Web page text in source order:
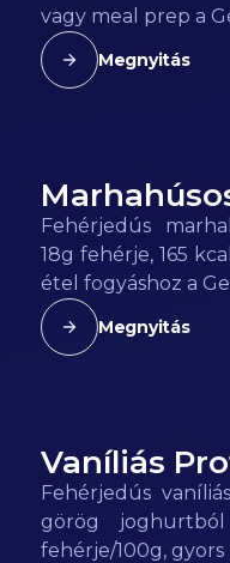
vagy meal prep a
Megnyitás
165kcal
Fehérjedús
18g fehérje, 165
étel fogyáshoz a
Megnyitás
135kcal
Vaníliás
Fehérjedús
görög
fehérje/100g,